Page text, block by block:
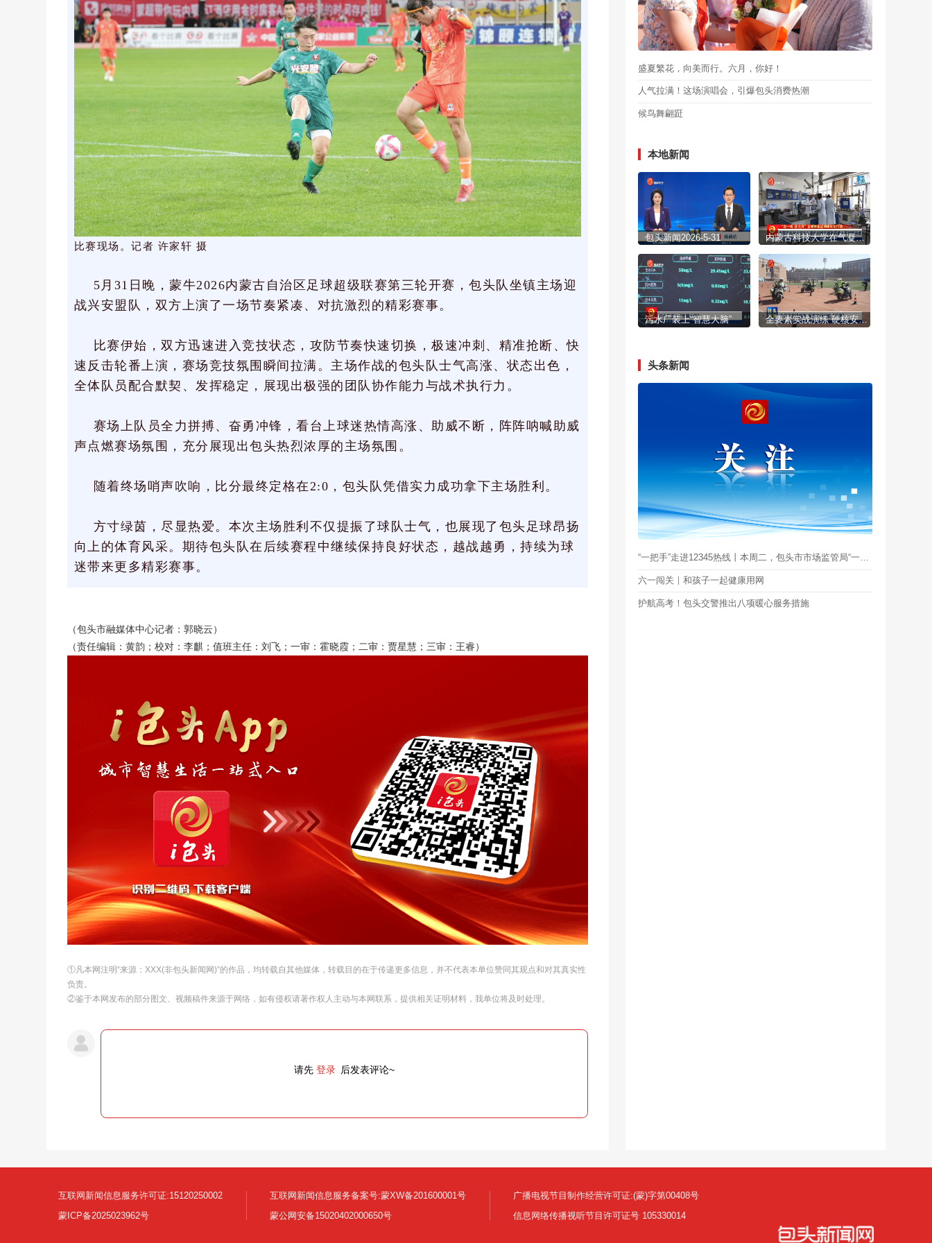
比赛现场。记者 许家轩 摄
5月31日晚，蒙牛2026内蒙古自治区足球超级联赛第三轮开赛，包头队坐镇主场迎
战兴安盟队，双方上演了一场节奏紧凑、对抗激烈的精彩赛事。
比赛伊始，双方迅速进入竞技状态，攻防节奏快速切换，极速冲刺、精准抢断、快
速反击轮番上演，赛场竞技氛围瞬间拉满。主场作战的包头队士气高涨、状态出色，
全体队员配合默契、发挥稳定，展现出极强的团队协作能力与战术执行力。
赛场上队员全力拼搏、奋勇冲锋，看台上球迷热情高涨、助威不断，阵阵呐喊助威
声点燃赛场氛围，充分展现出包头热烈浓厚的主场氛围。
随着终场哨声吹响，比分最终定格在2:0，包头队凭借实力成功拿下主场胜利。
方寸绿茵，尽显热爱。本次主场胜利不仅提振了球队士气，也展现了包头足球昂扬
向上的体育风采。期待包头队在后续赛程中继续保持良好状态，越战越勇，持续为球
迷带来更多精彩赛事。
（包头市融媒体中心记者： 郭晓云）
（责任编辑：黄韵；校对：李麒；值班主任：刘飞；一审：霍晓霞；二审：贾星慧；三审：王睿）
①凡本网注明“来源：XXX(非包头新闻网)”的作品，均转载自其他媒体，转载目的在于传递更多信息，并不代表本单位赞同其观点和对其真实性
负责。
②鉴于本网发布的部分图文、视频稿件来源于网络，如有侵权请著作权人主动与本网联系，提供相关证明材料，我单位将及时处理。
请先 登录 后发表评论~
盛夏繁花，向美而行。六月，你好！
人气拉满！这场演唱会，引爆包头消费热潮
候鸟舞翩跹
本地新闻
包头新闻2026-5-31 内蒙古科技大学在气凝胶材料领域取得重大原创性突破
污水厂装上“智慧大脑” 全要素实战演练 硬核安保护航“两赛”
头条新闻
“一把手”走进12345热线丨本周二，包头市市场监管局“一把手”上线
六一闯关｜和孩子一起健康用网
护航高考！包头交警推出八项暖心服务措施
互联网新闻信息服务许可证:15120250002
蒙ICP备2025023962号
互联网新闻信息服务备案号:蒙XW备201600001号
蒙公网安备15020402000650号
广播电视节目制作经营许可证:(蒙)字第00408号
信息网络传播视听节目许可证号 105330014